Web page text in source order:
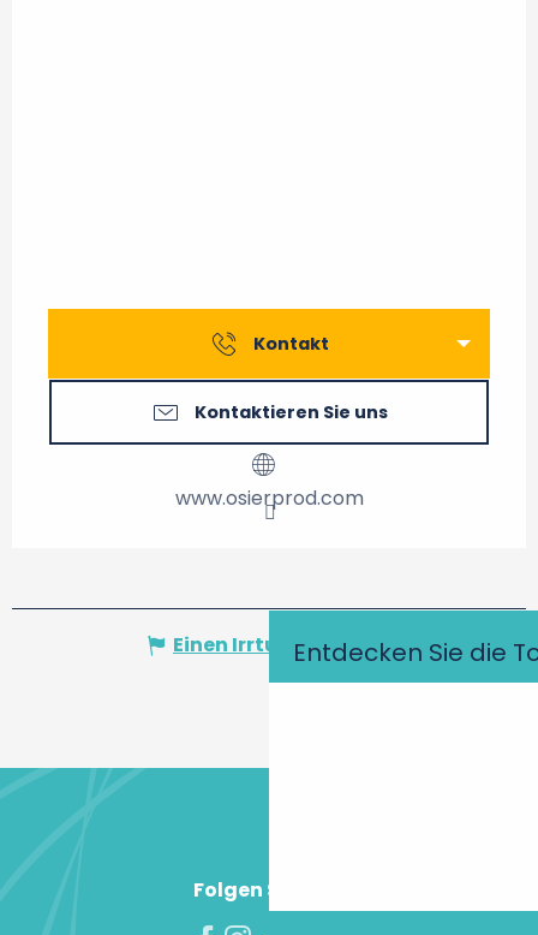
Entdecken Sie die
Kontakt
Kontaktieren Sie uns
www.osierprod.com
Einen Irrtum angeben
Folgen Sie uns!